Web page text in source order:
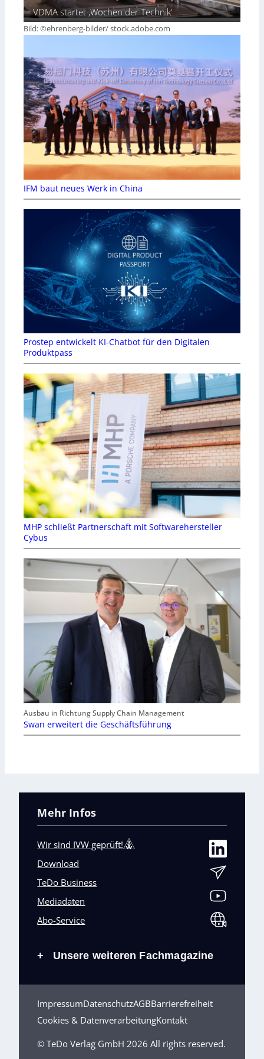
VDMA startet ‚Wochen der Technik‘
Bild: ©ehrenberg-bilder/ stock.adobe.com
IFM baut neues Werk in China
Prostep entwickelt KI-Chatbot für den Digitalen
Produktpass
MHP schließt Partnerschaft mit Softwarehersteller
Cybus
Ausbau in Richtung Supply Chain Management
Swan erweitert die Geschäftsführung
Mehr Infos
Wir sind IVW geprüft!
Download
TeDo Business
Mediadaten
Abo-Service
+ Unsere weiteren Fachmagazine
ImpressumDatenschutzAGBBarrierefreiheit
Cookies & DatenverarbeitungKontakt
© TeDo Verlag GmbH 2026 All rights reserved.